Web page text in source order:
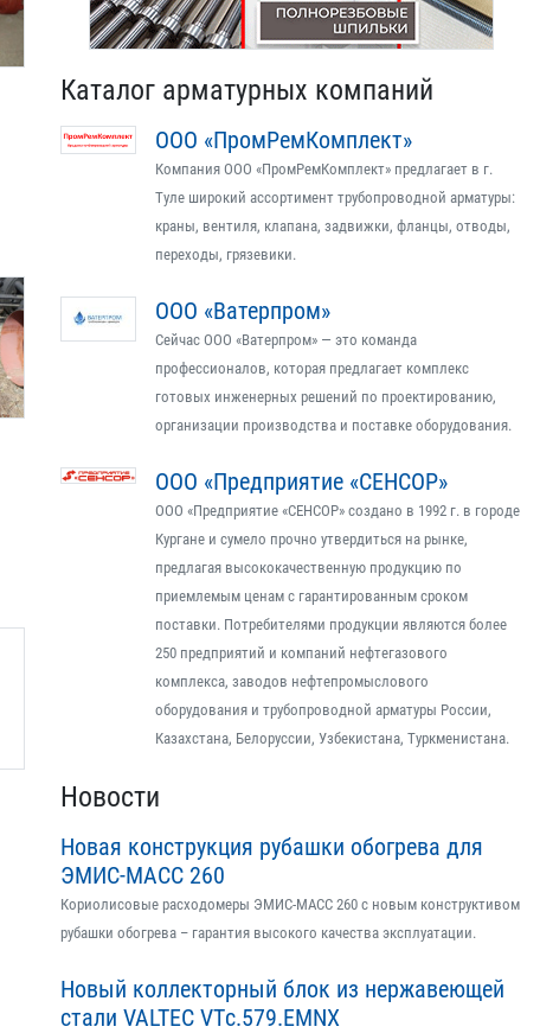
Каталог арматурных компаний
ООО «ПромРемКомплект»
Компания ООО «ПромРемКомплект» предлагает в г.
Туле широкий ассортимент трубопроводной арматуры:
краны, вентиля, клапана, задвижки, фланцы, отводы,
переходы, грязевики.
ООО «Ватерпром»
Сейчас ООО «Ватерпром» — это команда
профессионалов, которая предлагает комплекс
готовых инженерных решений по проектированию,
организации производства и поставке оборудования.
ООО «Предприятие «СЕНСОР»
ООО «Предприятие «СЕНСОР» создано в 1992 г. в городе
Кургане и сумело прочно утвердиться на рынке,
предлагая высококачественную продукцию по
приемлемым ценам с гарантированным сроком
поставки. Потребителями продукции являются более
250 предприятий и компаний нефтегазового
комплекса, заводов нефтепромыслового
оборудования и трубопроводной арматуры России,
Казахстана, Белоруссии, Узбекистана, Туркменистана.
Новости
Новая конструкция рубашки обогрева для
ЭМИС-МАСС 260
Кориолисовые расходомеры ЭМИС-МАСС 260 с новым конструктивом
рубашки обогрева – гарантия высокого качества эксплуатации.
Новый коллекторный блок из нержавеющей
стали VALTEC VTс.579.EMNX